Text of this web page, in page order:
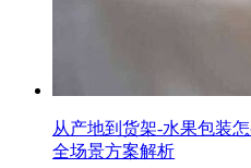
从产地到货架-水果包装
全场景方案解析